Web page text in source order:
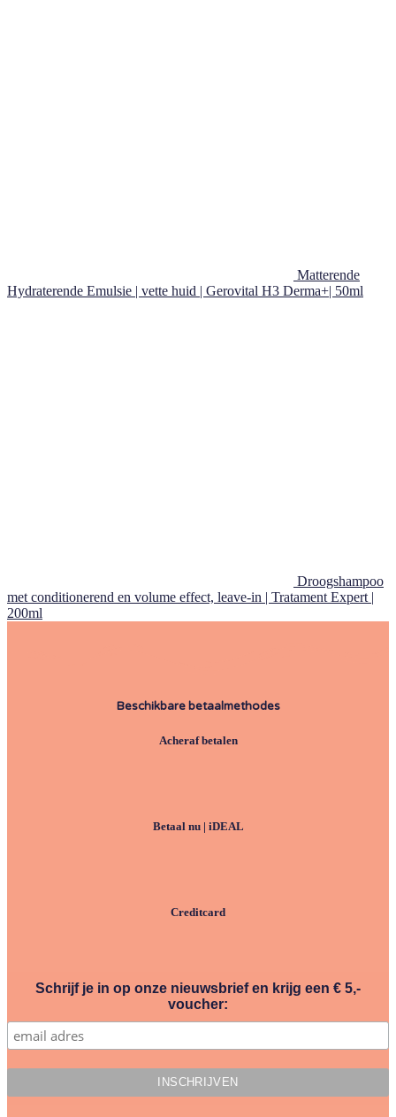
Matterende
Hydraterende Emulsie | vette huid | Gerovital H3 Derma+| 50ml
Droogshampoo
met conditionerend en volume effect, leave-in | Tratament Expert |
200ml
Beschikbare betaalmethodes
Acheraf betalen
Betaal nu | iDEAL
Creditcard
Schrijf je in op onze nieuwsbrief en krijg een € 5,-
voucher: